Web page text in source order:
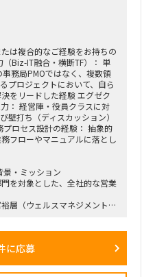
は複合的なご経験をお持ちの
Biz-IT融合・横断TF）： 単
務局PMOではなく、複数領
プロジェクトにおいて、自ら
をリードした経験 エグゼク
： 経営陣・役員クラスに対
壁打ち（ディスカッション）
ロセス設計の経験： 抽象的
フローやマニュアルに落とし
・ミッション
を対象とした、全社的な営業
層（ウェルスマネジメント）
ず、組織再編、営業プロセス
ことが本プロジェクトの最大
に応募